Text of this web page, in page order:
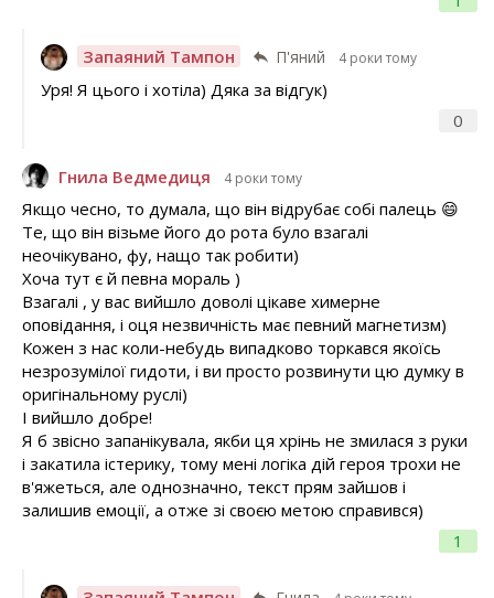
Запаяний Тампон П'яний 4 роки тому
0
Уря! Я цього і хотіла) Дяка за відгук)
Гнила Ведмедиця 4 роки тому
1
Якщо чесно, то думала, що він відрубає собі палець 😄
Те, що він візьме його до рота було взагалі
неочікувано, фу, нащо так робити)
Хоча тут є й певна мораль )
Взагалі , у вас вийшло доволі цікаве химерне
оповідання, і оця незвичність має певний магнетизм)
Кожен з нас коли-небудь випадково торкався якоїсь
незрозумілої гидоти, і ви просто розвинути цю думку в
оригінальному руслі)
І вийшло добре!
Я б звісно запанікувала, якби ця хрінь не змилася з руки
і закатила істерику, тому мені логіка дій героя трохи не
в'яжеться, але однозначно, текст прям зайшов і
залишив емоції, а отже зі своєю метою справився)